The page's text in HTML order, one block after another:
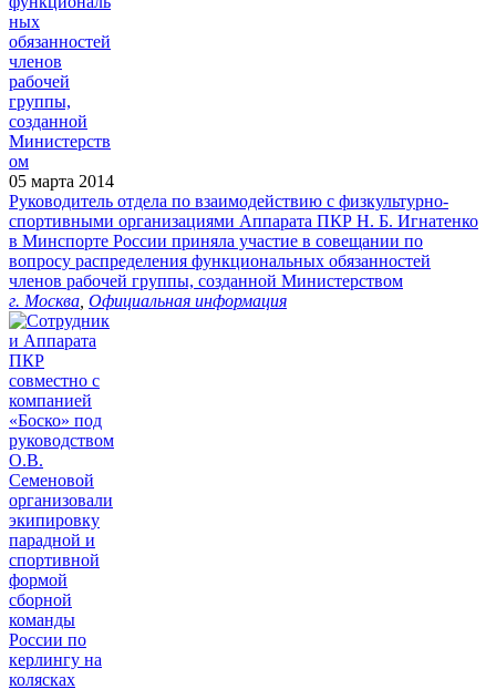
05 марта 2014
Руководитель отдела по взаимодействию с физкультурно-
спортивными организациями Аппарата ПКР Н. Б. Игнатенко
в Минспорте России приняла участие в совещании по
вопросу распределения функциональных обязанностей
членов рабочей группы, созданной Министерством
г. Москва Официальная информация